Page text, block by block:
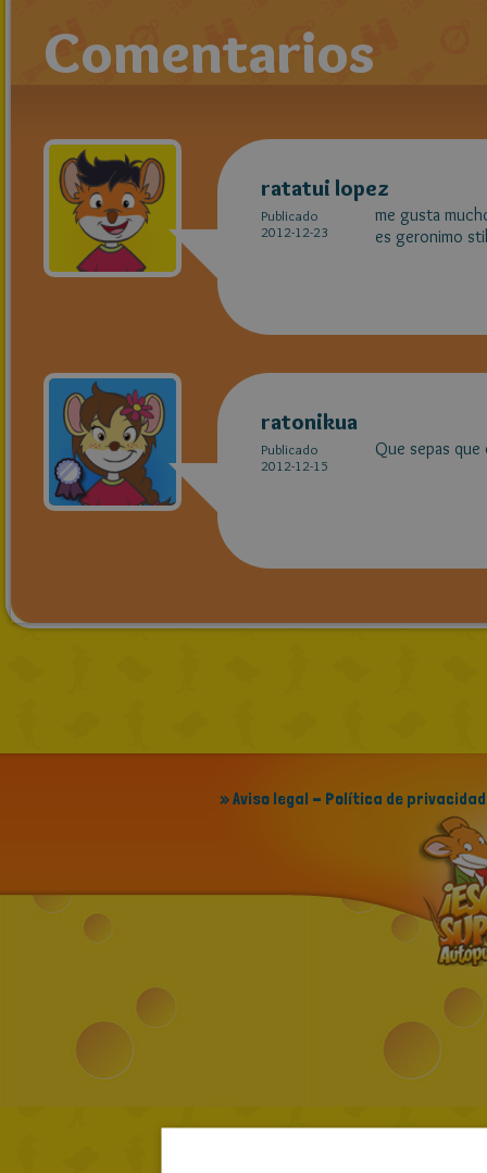
Comentarios
ratatui lopez
Publicado
2012-12-23
me gusta
es geronimo
ratonikua
Publicado
2012-12-15
Que sepas que
» Aviso legal - Política de privacidad